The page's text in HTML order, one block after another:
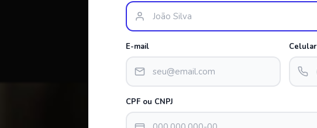
E-mail Celular
CPF ou CNPJ